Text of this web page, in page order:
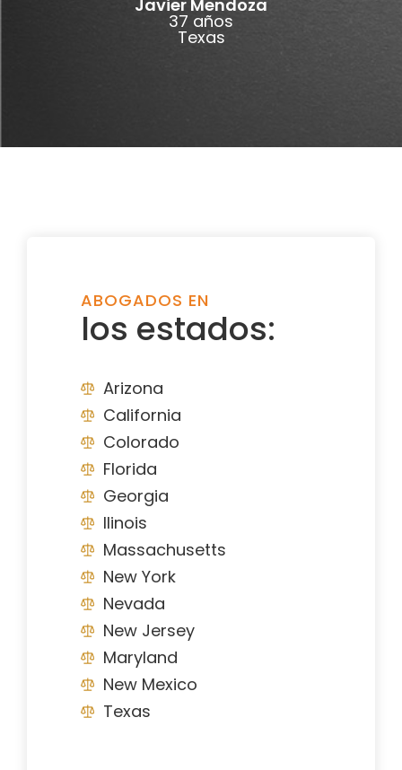
Javier Mendoza
37 años
Texas
ABOGADOS EN
los estados:
Arizona
California
Colorado
Florida
Georgia
Ilinois
Massachusetts
New York
Nevada
New Jersey
Maryland
New Mexico
Texas